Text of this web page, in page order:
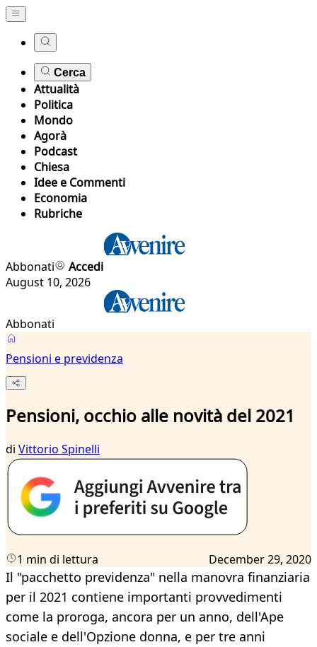
Cerca
Attualità
Politica
Mondo
Agorà
Podcast
Chiesa
Idee e Commenti
Economia
Rubriche
Abbonati
Accedi
August 10, 2026
Abbonati
Pensioni e previdenza
Pensioni, occhio alle novità del 2021
di Vittorio Spinelli
1 min di lettura December 29, 2020
Il "pacchetto previdenza" nella manovra finanziaria
per il 2021 contiene importanti provvedimenti
come la proroga, ancora per un anno, dell'Ape
sociale e dell'Opzione donna, e per tre anni